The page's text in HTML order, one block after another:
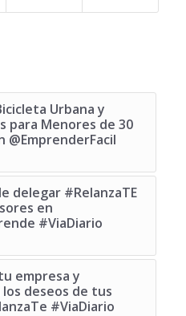
Urbana y
para Menores de 30
@EmprenderFacil
delegar #RelanzaTE
en
#ViaDiario
empresa y
deseos de tus
#ViaDiario